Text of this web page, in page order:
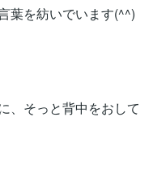
葉を紡いでいます(^^)
、そっと背中をおして